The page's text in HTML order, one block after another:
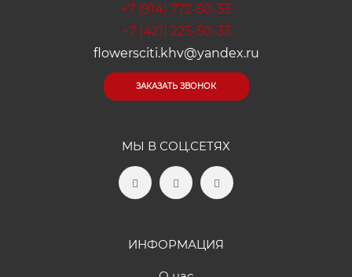
+7 (914) 772-50-33
+7 (421) 225-50-33
flowersciti.khv@yandex.ru
ЗАКАЗАТЬ ЗВОНОК
МЫ В СОЦ.СЕТЯХ
ИНФОРМАЦИЯ